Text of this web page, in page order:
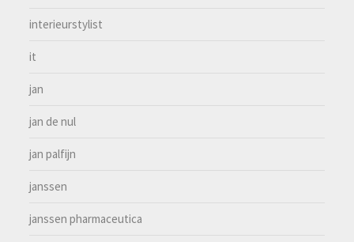
interieurstylist
it
jan
jan de nul
jan palfijn
janssen
janssen pharmaceutica